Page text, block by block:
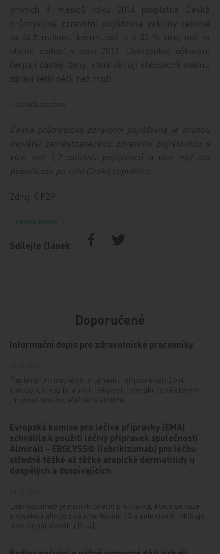
prvních 9 měsíců roku 2014 proplatila Česká
průmyslová zdravotní pojišťovna vakcíny celkově
za 44,5 milionu korun, což je o 30 % více, než za
stejné období v roce 2013. Dobrovolné očkování
čerpají častěji ženy, které věnují všeobecně svému
zdraví větší péči, než muži.
tisková zpráva
Česká průmyslová zdravotní pojišťovna je druhou
největší zaměstnaneckou zdravotní pojišťovnou s
více než 1,2 milionu pojištěnců a více než sto
pobočkami po celé České republice.
Zdroj: ČPZP
TISKOVÉ ZPRÁVY
Sdílejte článek
Doporučené
Informační dopis pro zdravotnické pracovníky
Paxlovid (nirmatrelvir; ritonavir): připomenutí život
ohrožujících až fatálních lékových interakcí s některými
imunosupresivy, včetně takrolimu
Evropská komise pro léčivé přípravky (EMA)
schválila k použití léčivý přípravek společnosti
Almirall – EBGLYSS® (lebrikizumab) pro léčbu
středně těžké až těžké atopické dermatitidy u
dospělých a dospívajících
Lebrikizumab je monoklonální protilátka, která se váže
s vysokou afinitou na interleukin 13 a selektivně inhibuje
jeho signální dráhu [1–4].